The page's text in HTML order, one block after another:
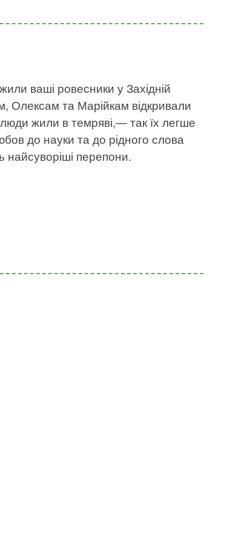
ваші ровесники у Західній
Олексам та Марійкам відкривали
жили в темряві,— так їх легше
до науки та до рідного слова
найсуворіші перепони.